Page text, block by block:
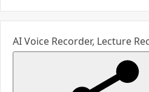
AI Voice Recorder, Lecture